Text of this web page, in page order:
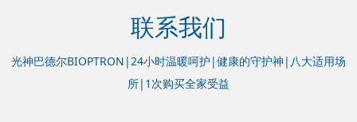
联系我们
光神巴德尔BIOPTRON|24小时温暖呵护|健康的守护神|八大适用场
所|1次购买全家受益